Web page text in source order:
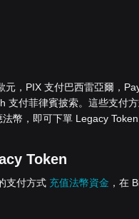
，PIX 支付巴西雷亞爾，
支付菲律賓披索。這些支付
法幣，即可下單 Legacy Token
Token
支付方式 充值法幣資金 ，在